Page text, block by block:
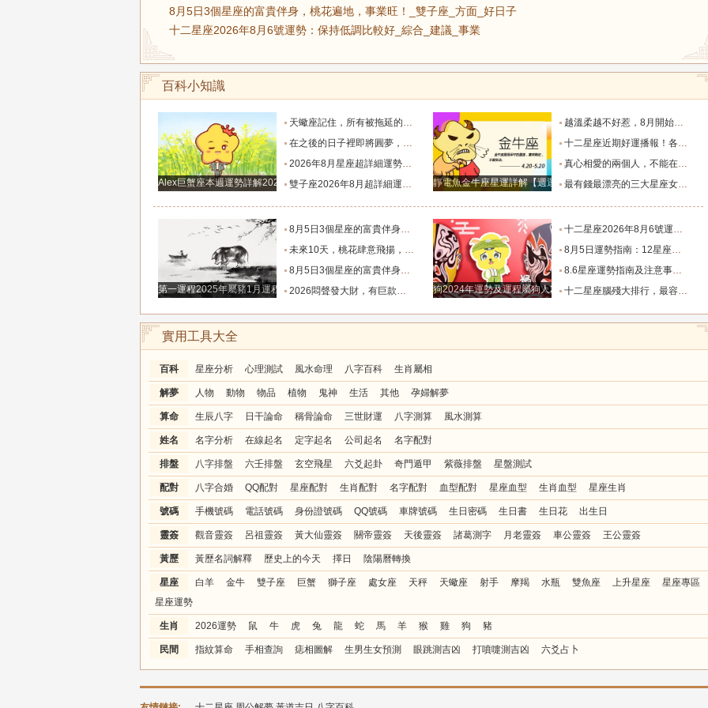
8月5日3個星座的富貴伴身，桃花遍地，事業旺！_雙子座_方面_好日子
十二星座2026年8月6號運勢：保持低調比較好_綜合_建議_事業
百科小知識
Alex巨蟹座本週運勢詳解2024.12.23-12.29
天蠍座記住，所有被拖延的財富機遇，都會在下半年加速到賬_收入_工作_資金規劃
在之後的日子裡即將圓夢，財運順事業順，財富翻倍漲的星座_金牛座_成功_獅子座
2026年8月星座超詳細運勢！日食季帶來全新開始，工作事業愛情達到新階段_生活_獅子座_宇宙
雙子座2026年8月超詳細運勢解析！_感情_時間段_機會
靜電魚金牛座星運詳解【週運2024年12月9日-12月15日】
越溫柔越不好惹，8月開始鴻運當頭的四大星座女！_女生_金牛女_好運
十二星座近期好運播報！各星座專屬喜事來臨_生活_感情_貴人
真心相愛的兩個人，不能在一起，分手後相處的最好方式是什麽？_獅子座_星座_愛情
最有錢最漂亮的三大星座女，一個公主命，一個鳳凰命，一個富婆命_女生_帶著_獅子座
第一運程2025年屬豬1月運程解析
8月5日3個星座的富貴伴身，桃花遍地，事業旺！_雙子座_方面_好日子
未來10天，桃花肆意飛揚，邂逅良人，轉角遇到愛的4個星座_愛情_天蠍座_魅力
8月5日3個星座的富貴伴身，桃花遍地，事業旺！_雙子座_方面_好日子
2026悶聲發大財，有巨款到賬的三大生肖_屬豬_財運_資產
狗2024年運勢及運程屬狗人2024運勢好嗎
十二星座2026年8月6號運勢：保持低調比較好_綜合_建議_事業
8月5日運勢指南：12星座今天該咋個整？_朋友_水瓶_處女
8.6星座運勢指南及注意事項（上）_有利的_未來的_方向
十二星座腦殘大排行，最容易爽約的星座排名_天蠍座_獅子座_因為
實用工具大全
百科 星座分析 心理測試 風水命理 八字百科 生肖屬相
解夢 人物 動物 物品 植物 鬼神 生活 其他 孕婦解夢
算命 生辰八字 日干論命 稱骨論命 三世財運 八字測算 風水測算
姓名 名字分析 在線起名 定字起名 公司起名 名字配對
排盤 八字排盤 六壬排盤 玄空飛星 六爻起卦 奇門遁甲 紫薇排盤 星盤測試
配對 八字合婚 QQ配對 星座配對 生肖配對 名字配對 血型配對 星座血型 生肖血型 星座生肖
號碼 手機號碼 電話號碼 身份證號碼 QQ號碼 車牌號碼 生日密碼 生日書 生日花 出生日
靈簽 觀音靈簽 呂祖靈簽 黃大仙靈簽 關帝靈簽 天後靈簽 諸葛測字 月老靈簽 車公靈簽 王公靈簽
黃歷 黃歷名詞解釋 歷史上的今天 擇日 陰陽曆轉換
星座 白羊 金牛 雙子座 巨蟹 獅子座 處女座 天秤 天蠍座 射手 摩羯 水瓶 雙魚座 上升星座
星座專區
星座運勢
生肖 2026運勢 鼠 牛 虎 兔 龍 蛇 馬 羊 猴 雞 狗 豬
民間 指紋算命 手相查詢 痣相圖解 生男生女預測 眼跳測吉凶 打噴嚏測吉凶 六爻占卜